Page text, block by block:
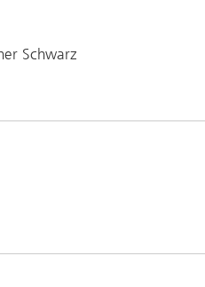
Schwarz